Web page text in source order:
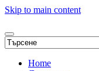
Skip to main content
Home